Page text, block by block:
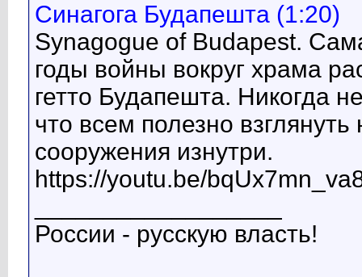
Синагога Будапешта (1:20)
Synagogue of Budapest.
годы войны вокруг храма
гетто Будапешта. Никогда
что всем полезно
сооружения изнутри.
https://youtu.be/
России - русскую власть!